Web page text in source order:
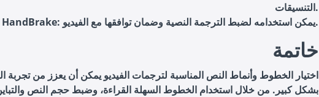
التنسيقات.
HandBrake
: يمكن استخدامه لضبط الترجمة النصية وضمان توافقها مع الفيديو.
خاتمة
اختيار الخطوط وأنماط النص المناسبة لترجمات الفيديو يمكن أن يعزز من تجربة
بشكل كبير. من خلال استخدام الخطوط السهلة القراءة، وضبط حجم النص